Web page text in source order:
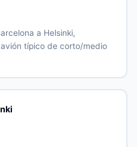
a Helsinki,
típico de corto/medio